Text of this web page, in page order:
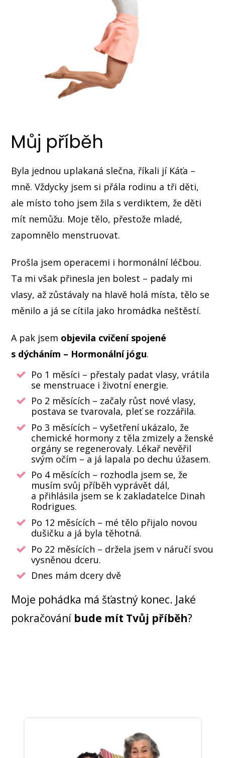
Můj příběh
Byla jednou uplakaná slečna, říkali jí Káťa –
mně. Vždycky jsem si přála rodinu a tři děti,
ale místo toho jsem žila s verdiktem, že děti
mít nemůžu. Moje tělo, přestože mladé,
zapomnělo menstruovat.
Prošla jsem operacemi i hormonální léčbou.
Ta mi však přinesla jen bolest – padaly mi
vlasy, až zůstávaly na hlavě holá místa, tělo se
měnilo a já se cítila jako hromádka neštěstí.
A pak jsem objevila cvičení spojené
s dýcháním – Hormonální jógu.
Po 1 měsíci – přestaly padat vlasy, vrátila
se menstruace i životní energie.
Po 2 měsících – začaly růst nové vlasy,
postava se tvarovala, pleť se rozzářila.
Po 3 měsících – vyšetření ukázalo, že
chemické hormony z těla zmizely a ženské
orgány se regenerovaly. Lékař nevěřil
svým očím – a já lapala po dechu úžasem.
Po 4 měsících – rozhodla jsem se, že
musím svůj příběh vyprávět dál,
a přihlásila jsem se k zakladatelce Dinah
Rodrigues.
Po 12 měsících – mé tělo přijalo novou
dušičku a já byla těhotná.
Po 22 měsících – držela jsem v náručí svou
vysněnou dceru.
Dnes mám dcery dvě
Moje pohádka má šťastný konec. Jaké
pokračování bude mít Tvůj příběh?